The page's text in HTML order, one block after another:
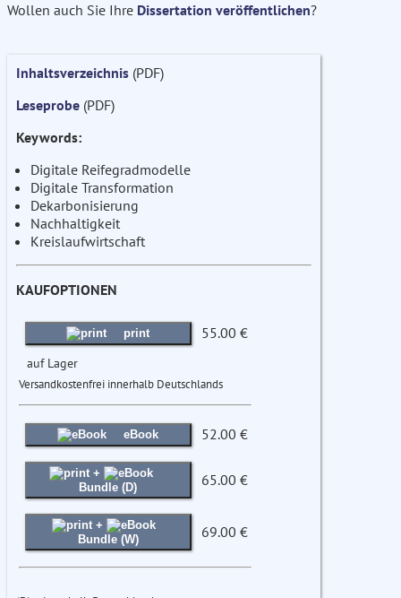
Wollen auch Sie Ihre Dissertation veröffentlichen?
Inhaltsverzeichnis (PDF)
Leseprobe (PDF)
Keywords:
Digitale Reifegradmodelle
Digitale Transformation
Dekarbonisierung
Nachhaltigkeit
Kreislaufwirtschaft
KAUFOPTIONEN
print 55.00 €
auf Lager
Versandkostenfrei innerhalb Deutschlands
eBook 52.00 €
+
Bundle (D)
65.00 €
+
Bundle (W)
69.00 €